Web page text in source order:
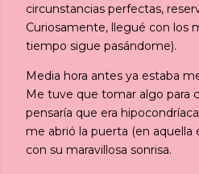
circunstancias perfectas,
Curiosamente, llegué con los
tiempo sigue pasándome).
Media hora antes ya estaba
Me tuve que tomar algo para
pensaría que era
me abrió la puerta (en aquella
con su maravillosa sonrisa.